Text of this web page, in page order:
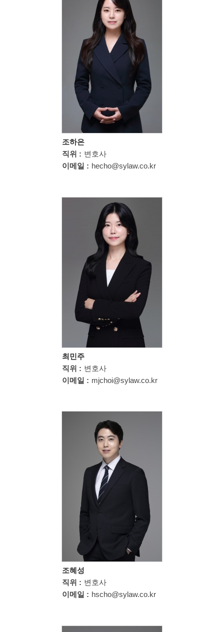
조하은
직위 : 변호사
이메일 : hecho@sylaw.co.kr
최민주
직위 : 변호사
이메일 : mjchoi@sylaw.co.kr
조혜성
직위 : 변호사
이메일 : hscho@sylaw.co.kr